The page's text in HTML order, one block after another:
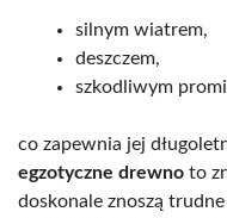
silnym wiatrem,
deszczem,
szkodliwym
co zapewnia jej
egzotyczne drewno to
doskonale znoszą